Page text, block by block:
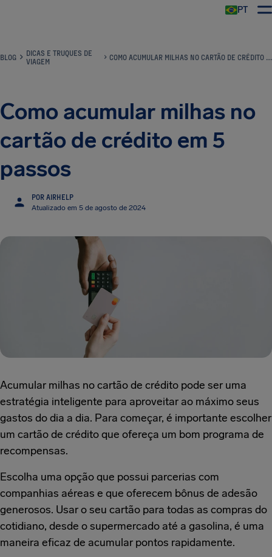
PT
BLOG
DICAS E TRUQUES DE
VIAGEM
COMO ACUMULAR MILHAS NO CARTÃO DE CRÉDITO EM 5 PASSOS
Como acumular milhas no
cartão de crédito em 5
passos
POR AIRHELP
Atualizado em 5 de agosto de 2024
Acumular milhas no cartão de crédito pode ser uma
estratégia inteligente para aproveitar ao máximo seus
gastos do dia a dia. Para começar, é importante escolher
um cartão de crédito que ofereça um bom programa de
recompensas.
Escolha uma opção que possui parcerias com
companhias aéreas e que oferecem bônus de adesão
generosos. Usar o seu cartão para todas as compras do
cotidiano, desde o supermercado até a gasolina, é uma
maneira eficaz de acumular pontos rapidamente.